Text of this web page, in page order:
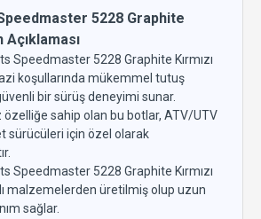
5228 Graphite
Açıklaması
Speedmaster 5228 Graphite Kırmızı
koşullarında mükemmel tutuş
bir sürüş deneyimi sunar.
sahip olan bu botlar, ATV/UTV
sürücüleri için özel olarak
Speedmaster 5228 Graphite Kırmızı
malzemelerden üretilmiş olup uzun
sağlar.